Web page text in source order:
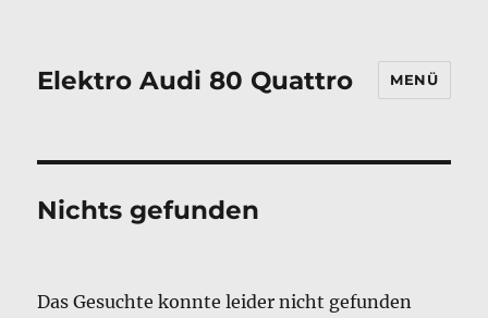
Elektro Audi 80 Quattro MENÜ
Nichts gefunden
Das Gesuchte konnte leider nicht gefunden